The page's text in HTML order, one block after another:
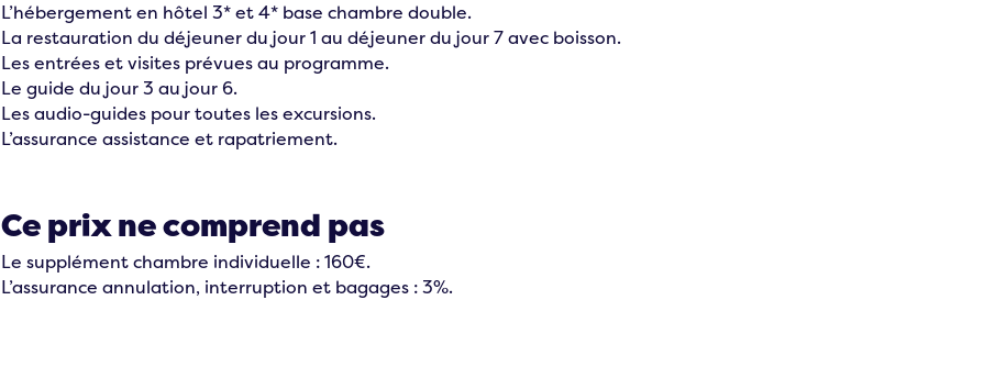
L’hébergement en hôtel 3* et 4* base chambre double.
La restauration du déjeuner du jour 1 au déjeuner du jour 7 avec boisson.
Les entrées et visites prévues au programme.
Le guide du jour 3 au jour 6.
Les audio-guides pour toutes les excursions.
L’assurance assistance et rapatriement.
Ce prix ne comprend pas
Le supplément chambre individuelle : 160€.
L’assurance annulation, interruption et bagages : 3%.